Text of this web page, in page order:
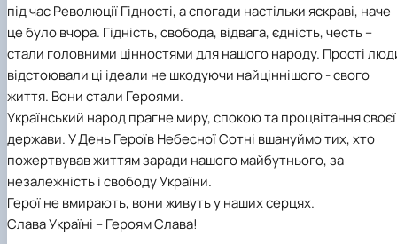
під час Революції Гідності, а спогади настільки яскраві, наче
це було вчора. Гідність, свобода, відвага, єдність, честь –
стали головними цінностями для нашого народу. Прості
відстоювали ці ідеали не шкодуючи найціннішого - свого
життя. Вони стали Героями.
Український народ прагне миру, спокою та процвітання своєї
держави. У День Героїв Небесної Сотні вшануймо тих, хто
пожертвував життям заради нашого майбутнього, за
незалежність і свободу України.
Герої не вмирають, вони живуть у наших серцях.
Слава Україні – Героям Слава!